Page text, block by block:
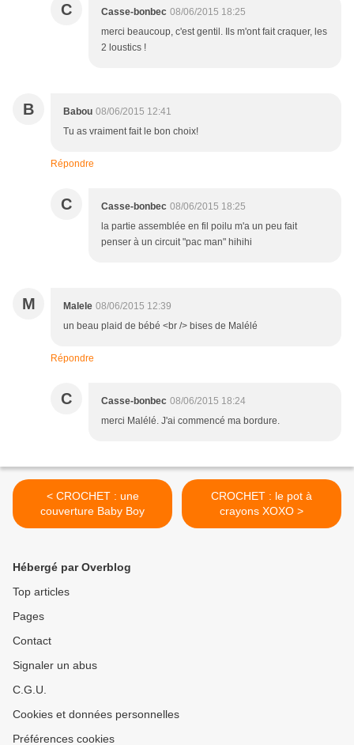
C Casse-bonbec 08/06/2015 18:25
merci beaucoup, c'est gentil. Ils m'ont fait craquer, les
2 loustics !
B Babou 08/06/2015 12:41
Tu as vraiment fait le bon choix!
Répondre
C Casse-bonbec 08/06/2015 18:25
la partie assemblée en fil poilu m'a un peu fait
penser à un circuit "pac man" hihihi
M Malele 08/06/2015 12:39
un beau plaid de bébé <br /> bises de Malélé
Répondre
C Casse-bonbec 08/06/2015 18:24
merci Malélé. J'ai commencé ma bordure.
< CROCHET : une
couverture Baby Boy
CROCHET : le pot à
crayons XOXO >
Hébergé par Overblog
Top articles
Pages
Contact
Signaler un abus
C.G.U.
Cookies et données personnelles
Préférences cookies